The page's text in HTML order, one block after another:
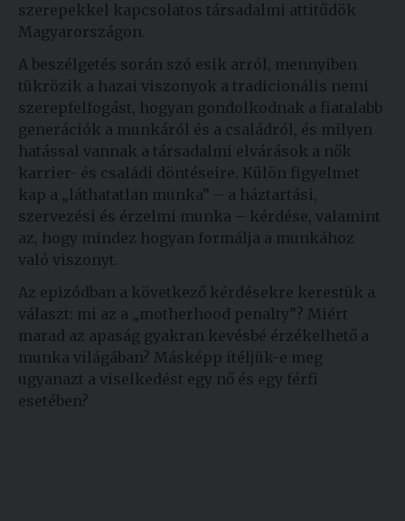
szerepekkel kapcsolatos társadalmi attitűdök
Magyarországon.
A beszélgetés során szó esik arról, mennyiben
tükrözik a hazai viszonyok a tradicionális nemi
szerepfelfogást, hogyan gondolkodnak a fiatalabb
generációk a munkáról és a családról, és milyen
hatással vannak a társadalmi elvárások a nők
karrier- és családi döntéseire. Külön figyelmet
kap a „láthatatlan munka” – a háztartási,
szervezési és érzelmi munka – kérdése, valamint
az, hogy mindez hogyan formálja a munkához
való viszonyt.
Az epizódban a következő kérdésekre kerestük a
választ: mi az a „motherhood penalty”? Miért
marad az apaság gyakran kevésbé érzékelhető a
munka világában? Másképp ítéljük-e meg
ugyanazt a viselkedést egy nő és egy férfi
esetében?